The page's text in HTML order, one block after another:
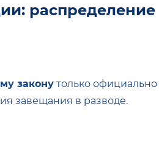
распределение
закону только официально
завещания в разводе.